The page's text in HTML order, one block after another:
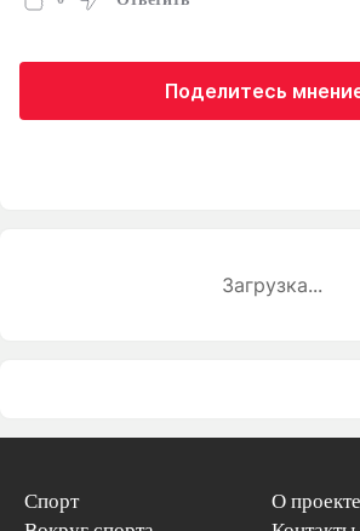
Поделитесь
Загрузка...
Спорт
О проекте